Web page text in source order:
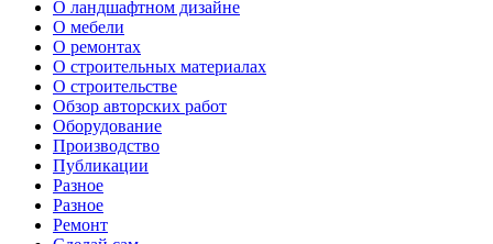
О ландшафтном дизайне
О мебели
О ремонтах
О строительных материалах
О строительстве
Обзор авторских работ
Оборудование
Производство
Публикации
Разное
Разное
Ремонт